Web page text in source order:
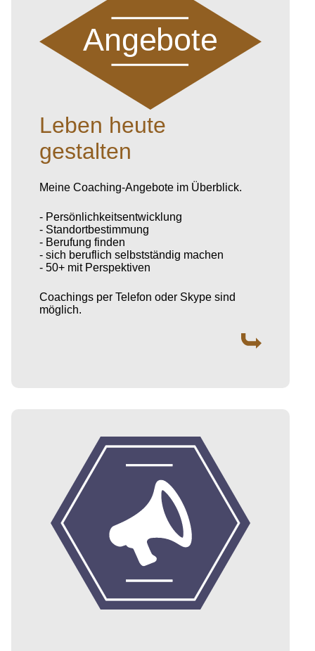
Angebote
Leben heute
gestalten
Meine Coaching-Angebote im Überblick.
- Persönlichkeitsentwicklung
- Standortbestimmung
- Berufung finden
- sich beruflich selbstständig machen
- 50+ mit Perspektiven
Coachings per Telefon oder Skype sind
möglich.